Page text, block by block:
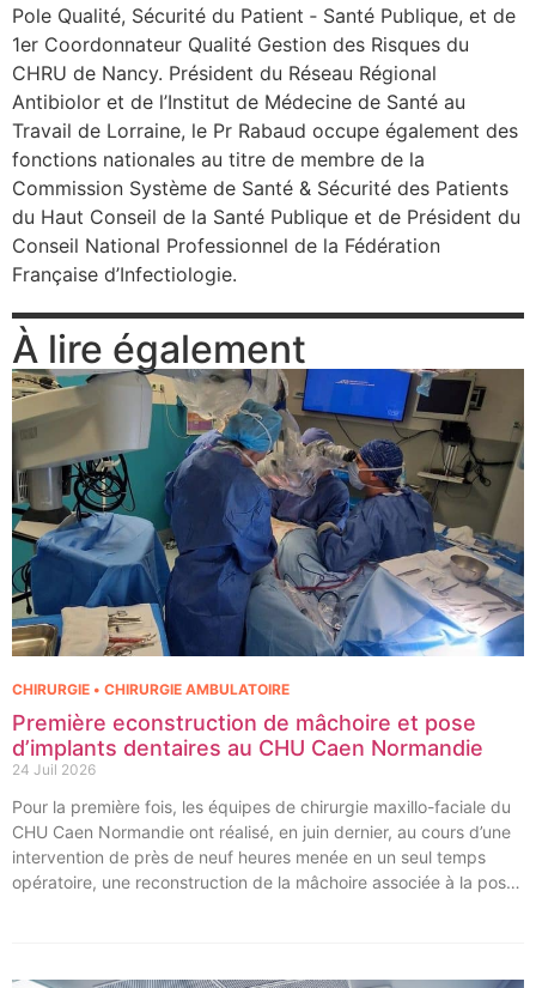
Pole Qualité, Sécurité du Patient ‐ Santé Publique, et de
1er Coordonnateur Qualité Gestion des Risques du
CHRU de Nancy. Président du Réseau Régional
Antibiolor et de l’Institut de Médecine de Santé au
Travail de Lorraine, le Pr Rabaud occupe également des
fonctions nationales au titre de membre de la
Commission Système de Santé & Sécurité des Patients
du Haut Conseil de la Santé Publique et de Président du
Conseil National Professionnel de la Fédération
Française d’Infectiologie.
À lire également
Première econstruction de mâchoire et pose
d’implants dentaires au CHU Caen Normandie
24 Juil 2026
CHIRURGIE • CHIRURGIE AMBULATOIRE
Pour la première fois, les équipes de chirurgie maxillo-faciale du
CHU Caen Normandie ont réalisé, en juin dernier, au cours d’une
intervention de près de neuf heures menée en un seul temps
opératoire, une reconstruction de la mâchoire associée à la pose